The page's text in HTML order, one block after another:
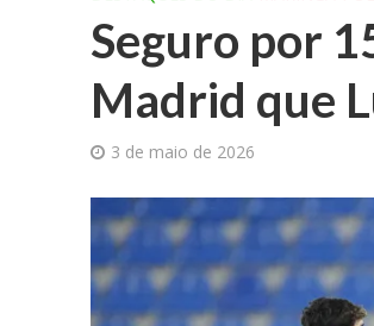
Seguro por
Madrid que
3 de maio de 2026